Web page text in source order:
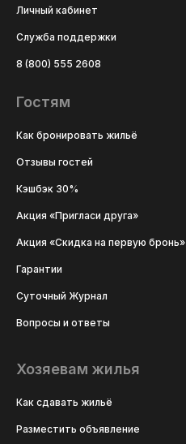
Личный кабинет
Служба поддержки
8 (800) 555 2608
Гостям
Как бронировать жильё
Отзывы гостей
Кэшбэк 30%
Акция «Пригласи друга»
Акция «Скидка на первую бронь»
Гарантии
Суточный Журнал
Вопросы и ответы
Хозяевам жилья
Как сдавать жильё
Разместить объявление